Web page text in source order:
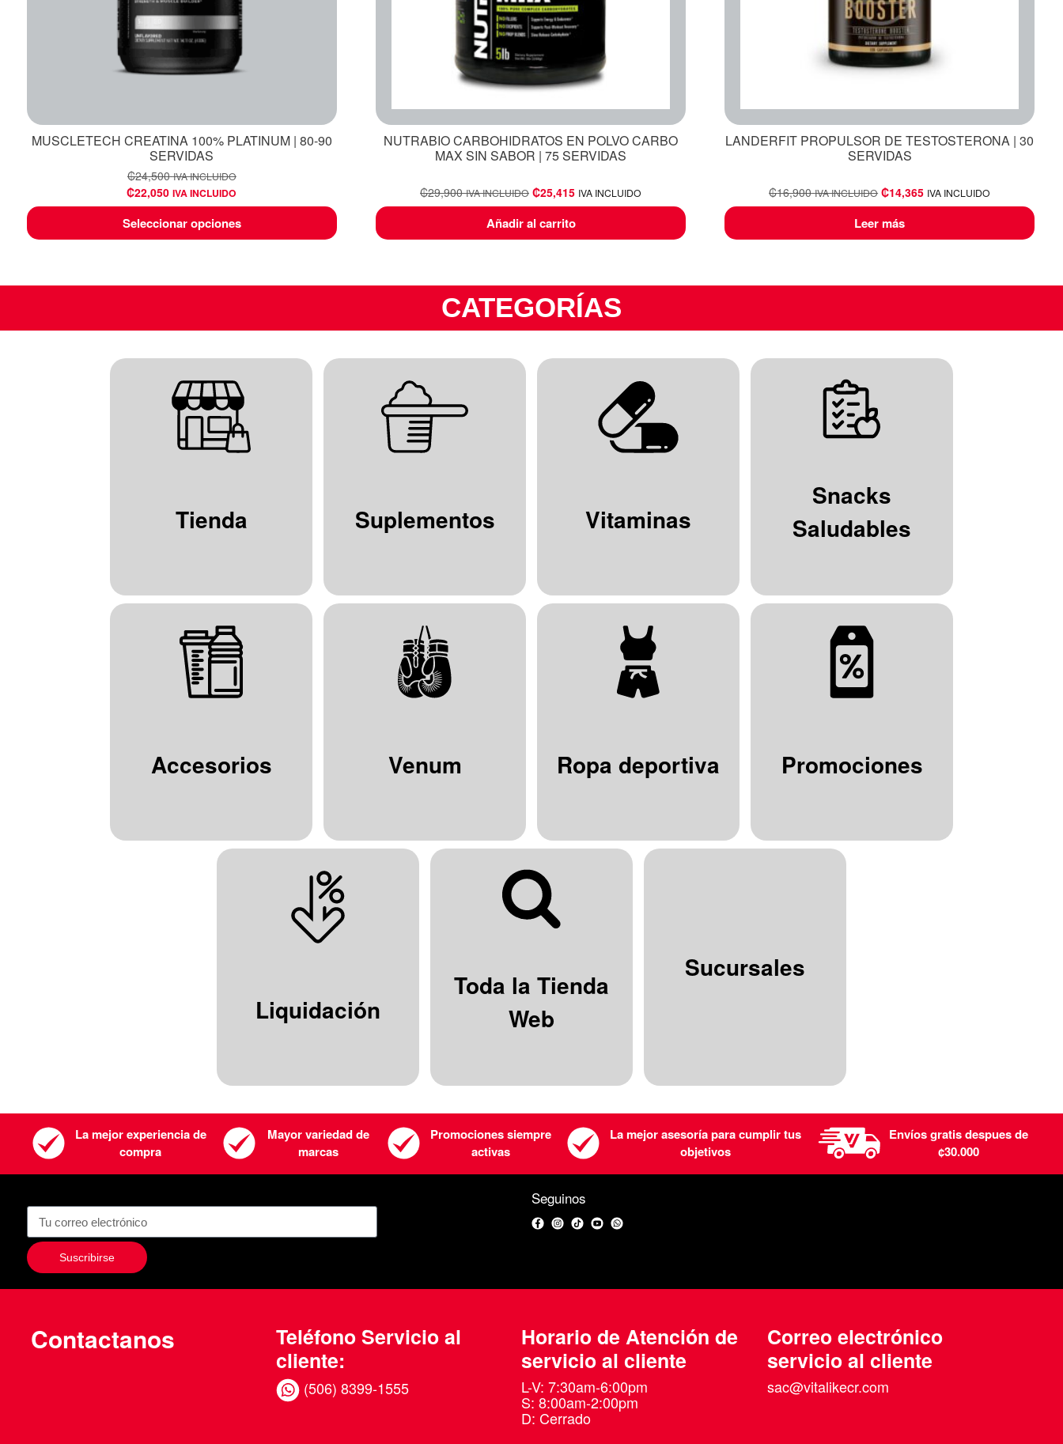
MUSCLETECH CREATINA 100% PLATINUM | 80-90
SERVIDAS
₡24,500 IVA INCLUIDO
₡22,050 IVA INCLUIDO
Seleccionar opciones
NUTRABIO CARBOHIDRATOS EN POLVO CARBO
MAX SIN SABOR | 75 SERVIDAS
₡29,900 IVA INCLUIDO ₡25,415 IVA INCLUIDO
Añadir al carrito
LANDERFIT PROPULSOR DE TESTOSTERONA | 30
SERVIDAS
₡16,900 IVA INCLUIDO ₡14,365 IVA INCLUIDO
Leer más
CATEGORÍAS
Tienda Suplementos Vitaminas
Snacks
Saludables
Accesorios Venum Ropa deportiva Promociones
Liquidación
Toda la Tienda
Web
Sucursales
La mejor experiencia de
compra
Mayor variedad de
marcas
Promociones siempre
activas
La mejor asesoría para cumplir tus
objetivos
Envíos gratis despues de
¢30.000
Suscribirse
Seguinos
Facebook
Instagram
TikTokYouTubeWhatsApp
Contactanos
Teléfono Servicio al
cliente:
(506) 8399-1555
Horario de Atención de
servicio al cliente
L-V: 7:30am-6:00pm
S: 8:00am-2:00pm
D: Cerrado
Correo electrónico
servicio al cliente
sac@vitalikecr.com